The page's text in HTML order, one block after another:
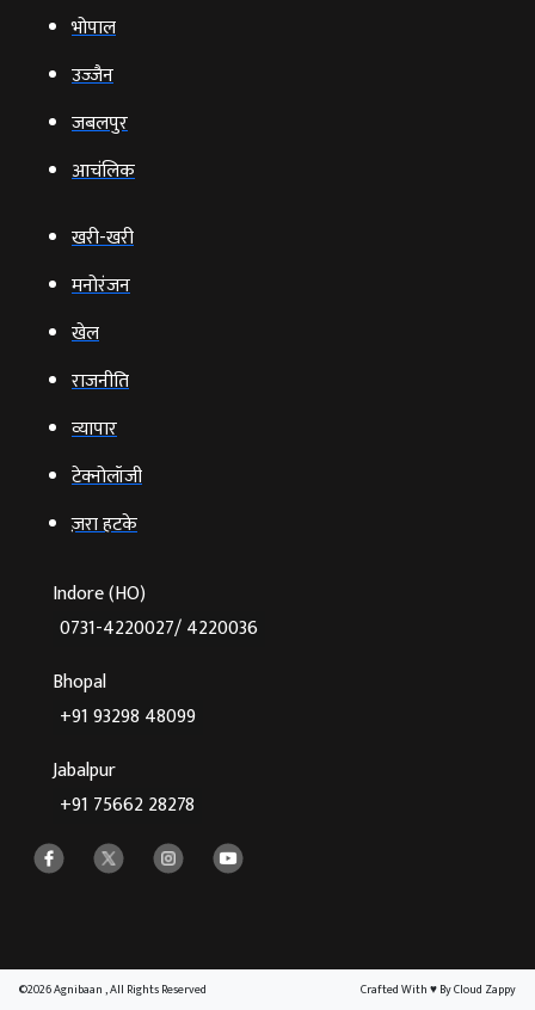
भोपाल
उज्‍जैन
जबलपुर
आचंलिक
खरी-खरी
मनोरंजन
खेल
राजनीति
व्‍यापार
टेक्‍नोलॉजी
ज़रा हटके
Indore (HO)
0731-4220027/ 4220036
Bhopal
+91 93298 48099
Jabalpur
+91 75662 28278
©2026 Agnibaan , All Rights Reserved Crafted With♥By Cloud Zappy